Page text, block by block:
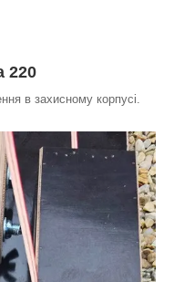
220
в захисному корпусі.